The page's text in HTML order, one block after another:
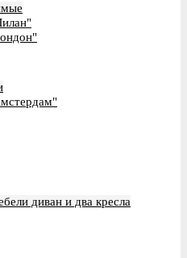
диван и два кресла